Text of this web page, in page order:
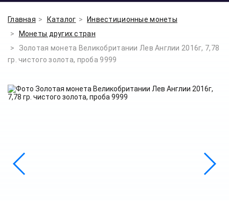
Главная Каталог
Инвестиционные монеты
Монеты других стран
Золотая монета Великобритании Лев Англии 2016г, 7,78
гр. чистого золота, проба 9999